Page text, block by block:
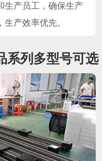
生产员工，确保生产
产效率优先。
系列多型号可选